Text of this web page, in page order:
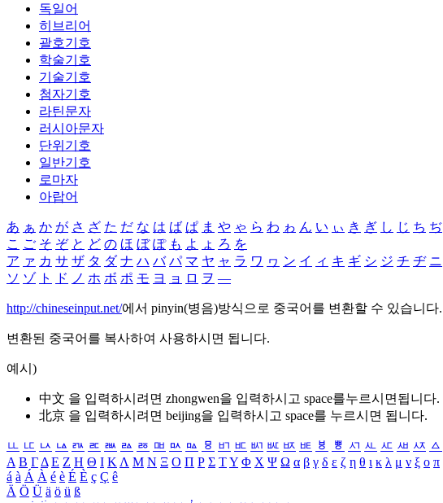
독일어
히브리어
괄호기호
학술기호
기술기호
첨자기호
라틴문자
러시아문자
단위기호
일반기호
로마자
아랍어
あ ぁ か が さ ざ た だ な は ば ぱ ま や ゃ ら わ ゎ ん い ぃ き ぎ し じ ち ぢ
こ ご そ ぞ と ど の ほ ぼ ぽ も よ ょ ろ を
ア ァ カ サ ザ タ ダ ナ ハ バ パ マ ヤ ャ ラ ワ ヮ ン イ ィ キ ギ シ ジ チ ヂ ニ
ソ ゾ ト ド ノ ホ ボ ポ モ ヨ ョ ロ ヲ ―
http://chineseinput.net/에서 pinyin(병음)방식으로 중국어를 변환할 수 있습니다.
변환된 중국어를 복사하여 사용하시면 됩니다.
예시)
中文 을 입력하시려면 zhongwen을 입력하시고 space를누르시면됩니다.
北京 을 입력하시려면 beijing을 입력하시고 space를 누르시면 됩니다.
ㅥ ㅦ ㅧ ㅨ ㅩ ㅪ ㅫ ㅬ ㅭ ㅮ ㅯ ㅰ ㅱ ㅲ ㅳ ㅴ ㅵ ㅶ ㅷ ㅸ ㅹ ㅺ ㅻ ㅼ ㅽ ㅾ ㅿ
Α Β ΓΔ Ε Ζ Η Θ Ι ΚΛ Μ Ν Ξ Ο Π Ρ Σ ΤΥ Φ Χ Ψ Ω α β γ δ ε ζ η θ ι κ λ μ ν ξ ο π
á à Á À é è É È ç Ç ê
Ä Ö Ü ä ö ü ß